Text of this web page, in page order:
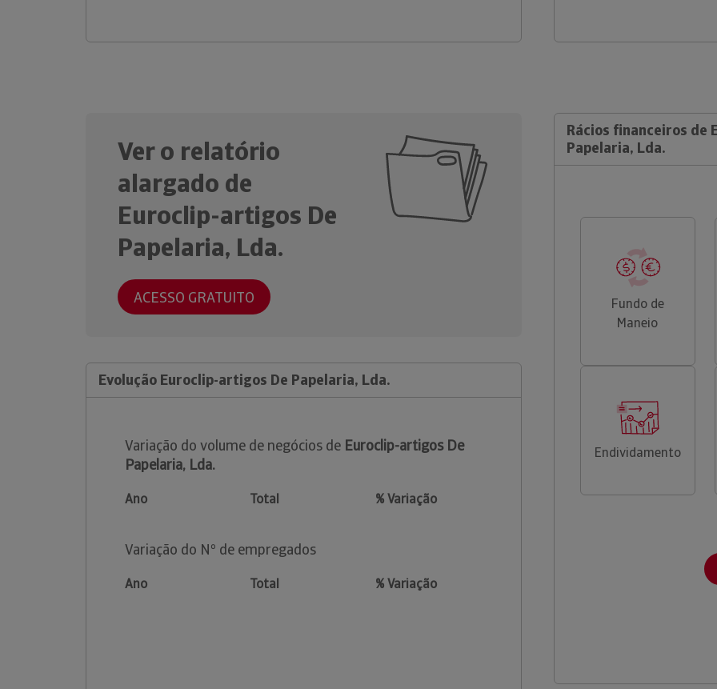
Ver o relatório
alargado de
Euroclip-artigos De
Papelaria, Lda.
ACESSO GRATUITO
Evolução Euroclip-artigos De Papelaria, Lda.
Variação do volume de negócios de Euroclip-artigos De
Papelaria, Lda.
Ano Total % Variação
Variação do Nº de empregados
Ano Total % Variação
Rácios financeiros de
Papelaria, Lda.
Fundo de
Maneio
Endividamento